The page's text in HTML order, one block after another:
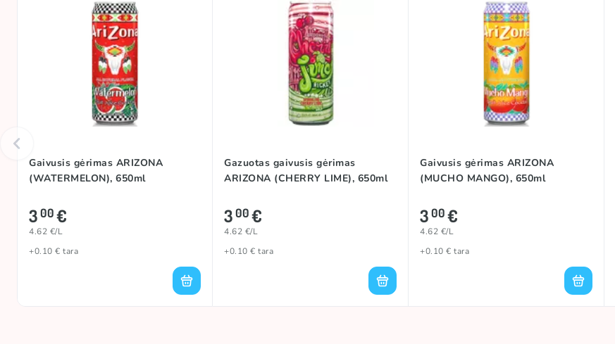
Gaivusis gėrimas ARIZONA
(WATERMELON), 650ml
300€
4.62 €/L
+0.10 € tara
Gazuotas gaivusis gėrimas
ARIZONA (CHERRY LIME), 650ml
300€
4.62 €/L
+0.10 € tara
Gaivusis gėrimas ARIZONA
(MUCHO MANGO), 650ml
300€
4.62 €/L
+0.10 € tara